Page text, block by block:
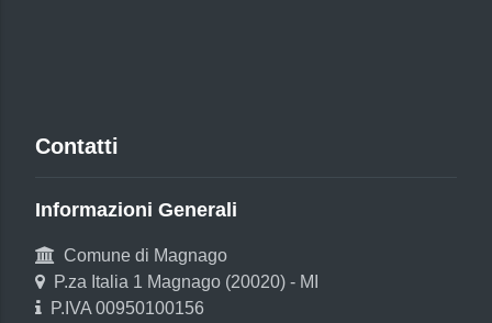
Contatti
Informazioni Generali
Comune di Magnago
P.za Italia 1 Magnago (20020) - MI
P.IVA 00950100156